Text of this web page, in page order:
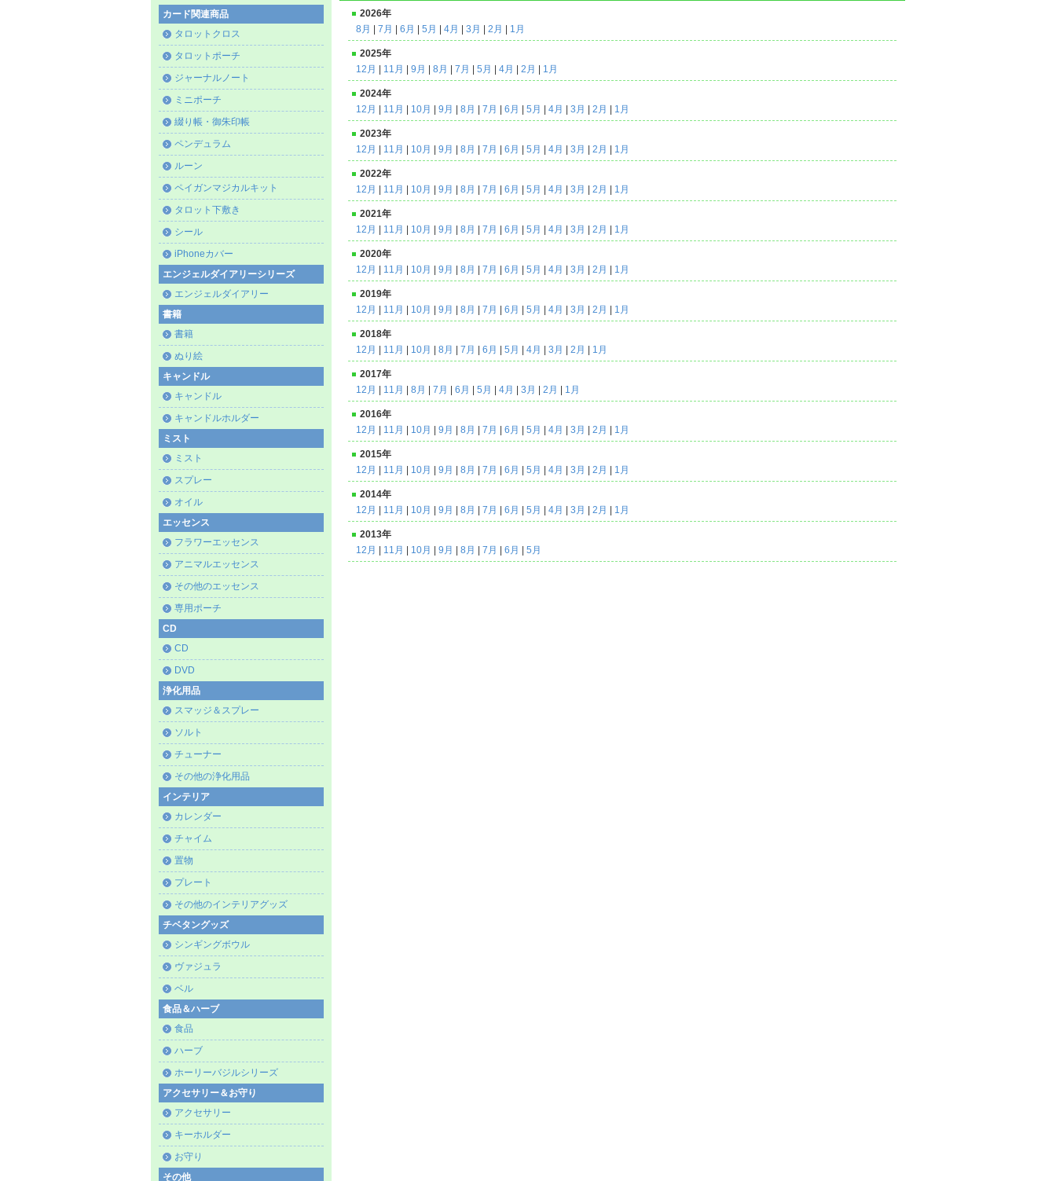
カード関連商品
タロットクロス
タロットポーチ
ジャーナルノート
ミニポーチ
綴り帳・御朱印帳
ペンデュラム
ルーン
ペイガンマジカルキット
タロット下敷き
シール
iPhoneカバー
エンジェルダイアリーシリーズ
エンジェルダイアリー
書籍
書籍
ぬり絵
キャンドル
キャンドル
キャンドルホルダー
ミスト
ミスト
スプレー
オイル
エッセンス
フラワーエッセンス
アニマルエッセンス
その他のエッセンス
専用ポーチ
CD
CD
DVD
浄化用品
スマッジ＆スプレー
ソルト
チューナー
その他の浄化用品
インテリア
カレンダー
チャイム
置物
プレート
その他のインテリアグッズ
チベタングッズ
シンギングボウル
ヴァジュラ
ベル
食品＆ハーブ
食品
ハーブ
ホーリーバジルシリーズ
アクセサリー＆お守り
アクセサリー
キーホルダー
お守り
その他
2026年
8月
7月 6月 5月 4月 3月 2月 1月
2025年
12月
11月 9月 8月 7月 5月 4月 2月 1月
2024年
12月
11月 10月 9月 8月 7月 6月 5月 4月 3月 2月 1月
2023年
12月
11月 10月 9月 8月 7月 6月 5月 4月 3月 2月 1月
2022年
12月
11月 10月 9月 8月 7月 6月 5月 4月 3月 2月 1月
2021年
12月
11月 10月 9月 8月 7月 6月 5月 4月 3月 2月 1月
2020年
12月
11月 10月 9月 8月 7月 6月 5月 4月 3月 2月 1月
2019年
12月
11月 10月 9月 8月 7月 6月 5月 4月 3月 2月 1月
2018年
12月
11月 10月 8月 7月 6月 5月 4月 3月 2月 1月
2017年
12月
11月 8月 7月 6月 5月 4月 3月 2月 1月
2016年
12月
11月 10月 9月 8月 7月 6月 5月 4月 3月 2月 1月
2015年
12月
11月 10月 9月 8月 7月 6月 5月 4月 3月 2月 1月
2014年
12月
11月 10月 9月 8月 7月 6月 5月 4月 3月 2月 1月
2013年
12月
11月 10月 9月 8月 7月 6月 5月